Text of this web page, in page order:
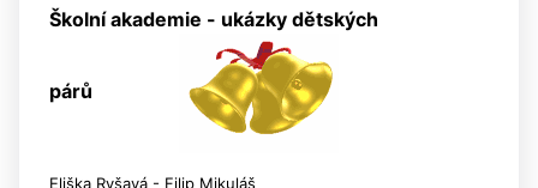
Školní akademie - ukázky dětských
párů
Eliška Ryšavá - Filip Mikuláš